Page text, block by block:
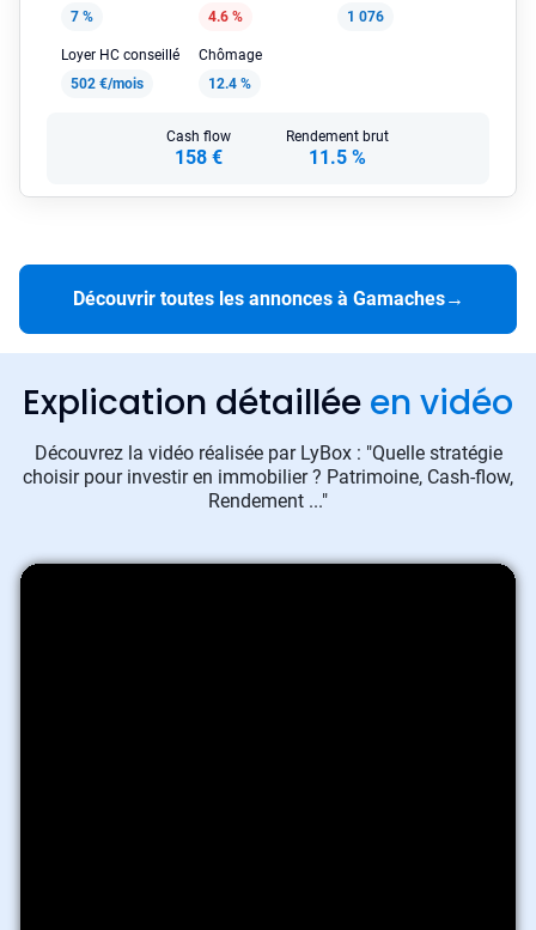
7 %
4.6 %
1 076
Loyer HC conseillé
502 €/mois
Chômage
12.4 %
Cash flow
158 €
Rendement brut
11.5 %
Découvrir toutes les annonces à Gamaches→
Explication détaillée en vidéo
Découvrez la vidéo réalisée par LyBox : "Quelle stratégie
choisir pour investir en immobilier ? Patrimoine, Cash-flow,
Rendement ..."